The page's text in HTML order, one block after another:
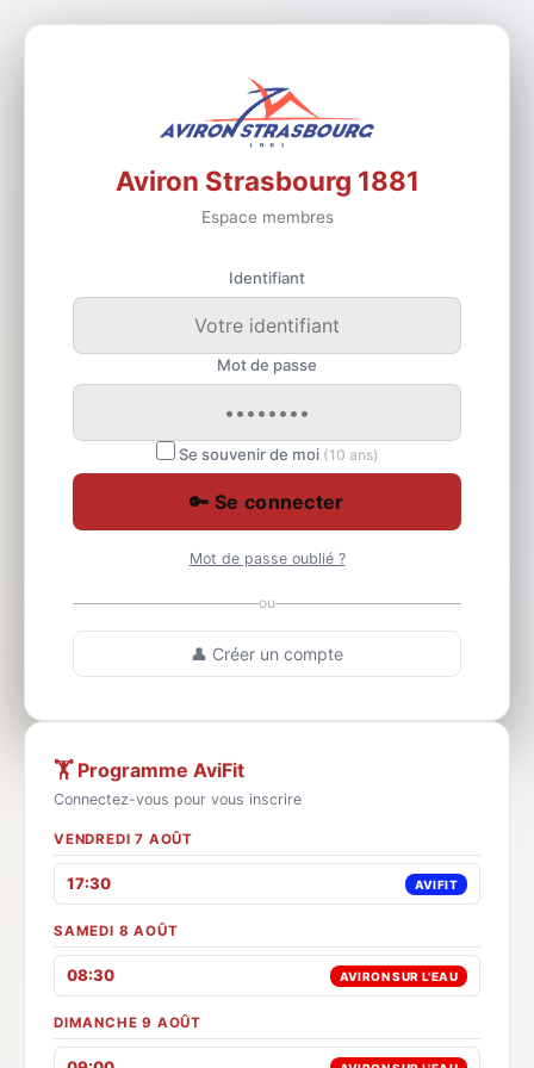
Aviron Strasbourg 1881
Espace membres
Identifiant
Mot de passe
Se souvenir de moi (10 ans)
🔑 Se connecter
Mot de passe oublié ?
ou
👤 Créer un compte
🏋️ Programme AviFit
Connectez-vous pour vous inscrire
VENDREDI 7 AOÛT
17:30 AVIFIT
SAMEDI 8 AOÛT
08:30 AVIRON SUR L'EAU
DIMANCHE 9 AOÛT